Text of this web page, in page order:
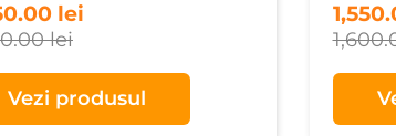
lei
lei
Vezi produsul